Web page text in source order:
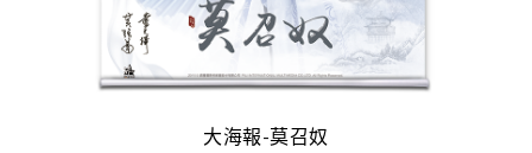
大海報-莫召奴